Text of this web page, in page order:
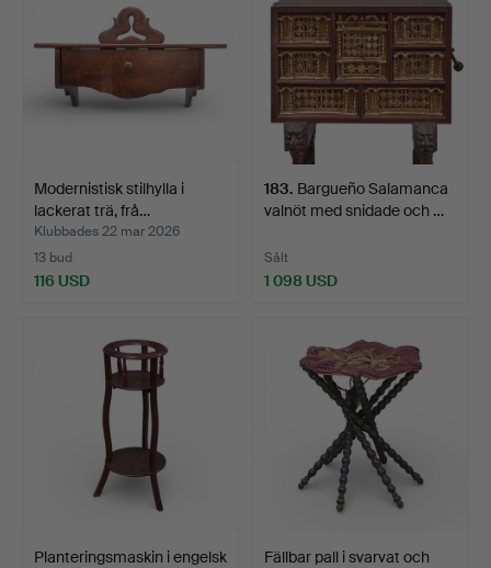
Modernistisk stilhylla i
lackerat trä, frå…
Klubbades 22 mar 2026
13 bud
116 USD
183. Bargueño Salamanca
valnöt med snidade och …
Sålt
1 098 USD
Planteringsmaskin i engelsk
Fällbar pall i svarvat och